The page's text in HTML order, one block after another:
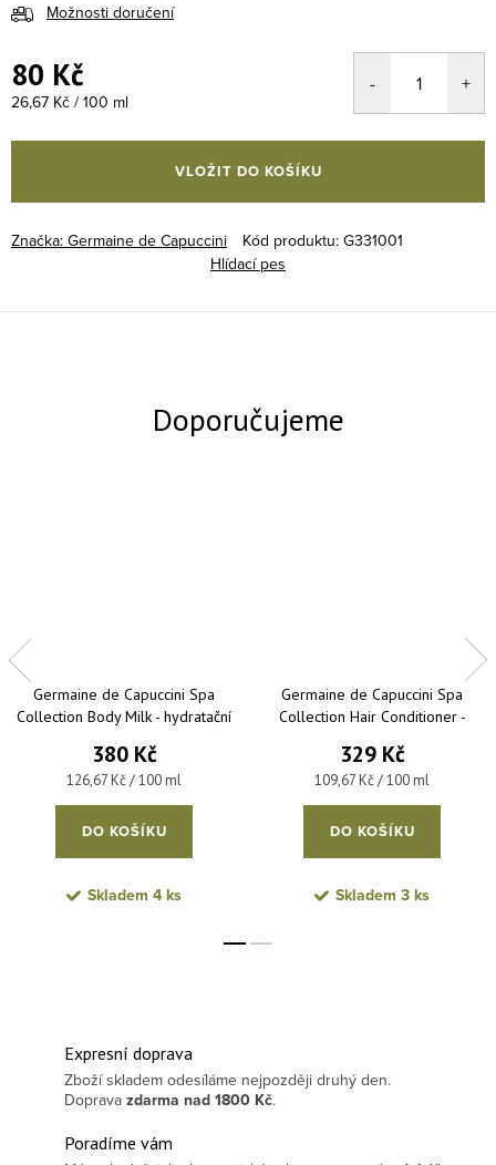
Možnosti doručení
80 Kč
Měrná cena:
26,67 Kč / 100 ml
VLOŽIT DO KOŠÍKU
Značka: Germaine de Capuccini Kód produktu: G331001
Hlídací pes
Germaine de Capuccini Spa
Collection Body Milk - hydratační
300 ml
380 Kč
Měrná cena:
126,67 Kč / 100 ml
DO KOŠÍKU
Skladem 4 ks
Germaine de Capuccini Spa
Collection Hair Conditioner -
všechny typy vlasů 300 ml
329 Kč
Měrná cena:
109,67 Kč / 100 ml
DO KOŠÍKU
Skladem 3 ks
Expresní doprava
Zboží skladem odesíláme nejpozději druhý den.
Doprava zdarma nad 1800 Kč.
Poradíme vám